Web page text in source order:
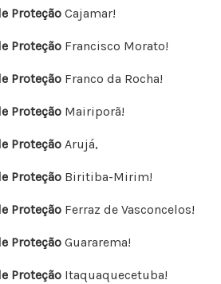
Proteção Cajamar!
Proteção Francisco Morato!
Proteção Franco da Rocha!
Proteção Mairiporã!
Proteção Arujá,
Proteção Biritiba-Mirim!
Proteção Ferraz de Vasconcelos!
Proteção Guararema!
Proteção Itaquaquecetuba!